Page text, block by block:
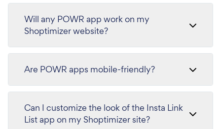
Will any POWR app work on my
Shoptimizer website?
Are POWR apps mobile-friendly?
Can I customize the look of the Insta Link
List app on my Shoptimizer site?